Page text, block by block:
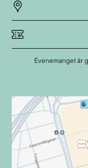
Evenemanget är